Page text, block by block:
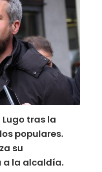
Lugo tras la
populares.
su
a la alcaldía.